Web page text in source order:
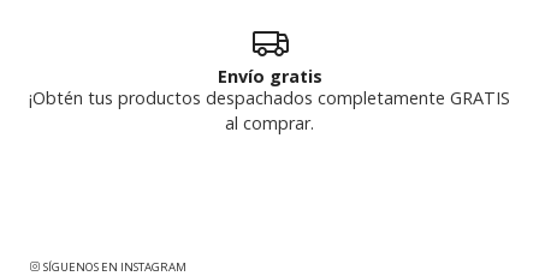
Envío gratis
¡Obtén tus productos despachados completamente GRATIS
al comprar.
SÍGUENOS EN INSTAGRAM